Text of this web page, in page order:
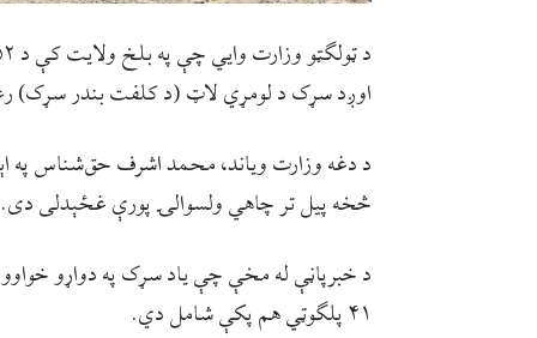
اوږد سړک د لومړي لاټ (د کلفت بندر سړک)
د دغه وزارت ویاند، محمد اشرف حق‌شناس په
څخه پیل تر چاهي ولسوالۍ پورې غځېدلی دی.
۴۱ پلګوټي هم پکې شامل دي.